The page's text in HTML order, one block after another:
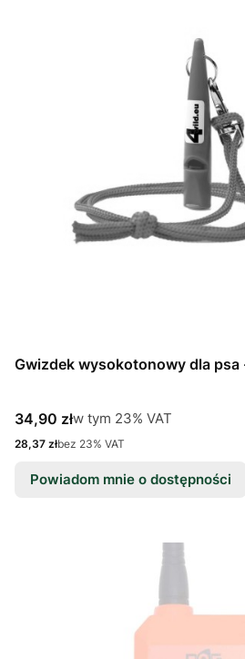
Gwizdek wysokotonowy dla
Cena brutto
34,90 złw tym %s VAT
w tym 23% VAT
Cena netto
28,37 złbez 23% VAT
Powiadom mnie o dostępności